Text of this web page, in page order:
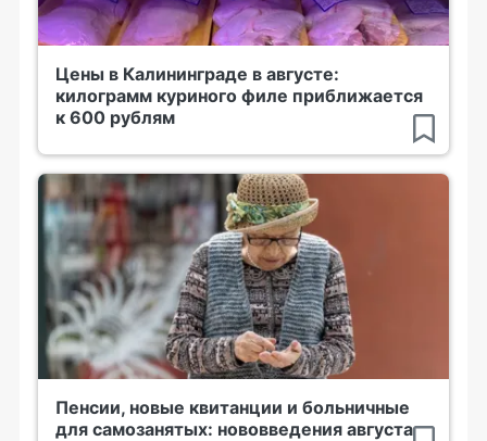
Цены в Калининграде в августе:
килограмм куриного филе приближается
к 600 рублям
Пенсии, новые квитанции и больничные
для самозанятых: нововведения августа